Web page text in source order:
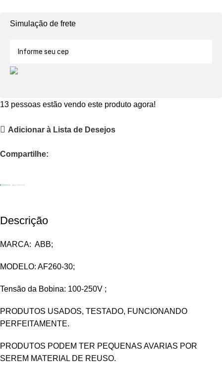
Simulação de frete
13 pessoas estão vendo este produto agora!
Adicionar à Lista de Desejos
Compartilhe:
Descrição
MARCA: ABB;
MODELO: AF260-30;
Tensão da Bobina: 100-250V ;
PRODUTOS USADOS, TESTADO, FUNCIONANDO
PERFEITAMENTE.
PRODUTOS PODEM TER PEQUENAS AVARIAS POR
SEREM MATERIAL DE REUSO.